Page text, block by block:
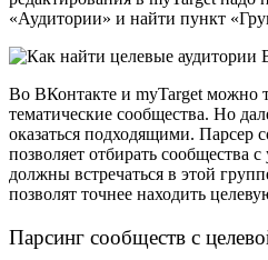
«Аудитории» и найти пункт
Во ВКонтакте и myTarget можно
тематические сообщества. Но
оказаться подходящими. Парсер
позволяет отбирать сообщества
должны встречаться в этой
позволят точнее находить
Парсинг сообществ с